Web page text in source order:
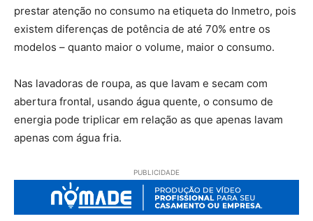
prestar atenção no consumo na etiqueta do Inmetro, pois
existem diferenças de potência de até 70% entre os
modelos – quanto maior o volume, maior o consumo.
Nas lavadoras de roupa, as que lavam e secam com
abertura frontal, usando água quente, o consumo de
energia pode triplicar em relação as que apenas lavam
apenas com água fria.
PUBLICIDADE